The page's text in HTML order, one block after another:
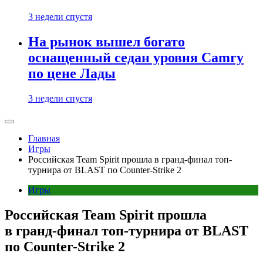
3 недели спустя
На рынок вышел богато
оснащенный седан уровня Camry
по цене Лады
3 недели спустя
Главная
Игры
Российская Team Spirit прошла в гранд-финал топ-
турнира от BLAST по Counter-Strike 2
Игры
Российская Team Spirit прошла
в гранд-финал топ-турнира от BLAST
по Counter-Strike 2